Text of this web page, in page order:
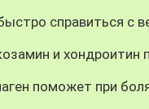
справиться с
и хондроитин
поможет при